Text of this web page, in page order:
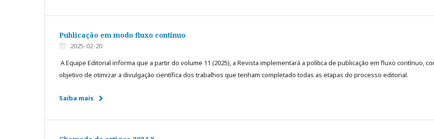
Publicação em modo fluxo contínuo
2025-02-20
A Equipe Editorial informa que a partir do volume 11 (2025), a Revista implementará a política de publicação em fluxo contínuo,
objetivo de otimizar a divulgação científica dos trabalhos que tenham completado todas as etapas do processo editorial.
Saiba mais